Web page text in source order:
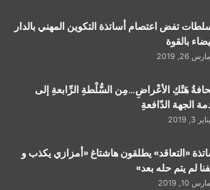
تفض اعتصام أساتذة التكوين المهني بالدار
بالقوة
مارس 26, 2019
هَتْكِ الأعْراضِ…مِن السُّلْطةِ الرِّابعةِ إلى
الجهة الدّافعةِ
يناير 3, 2019
«التعاقد» يطلقون هاشتاغ «أمزازي يكذب و
لم يتم حله بعد»
مارس 10, 2019